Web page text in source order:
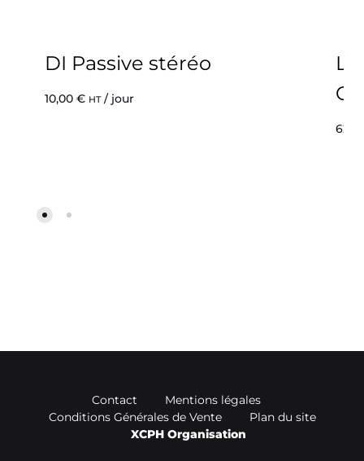
DI Passive stéréo
10,00 € HT/ jour
Contact
Mentions légales
Conditions Générales de Vente
Plan du site
XCPH Organisation